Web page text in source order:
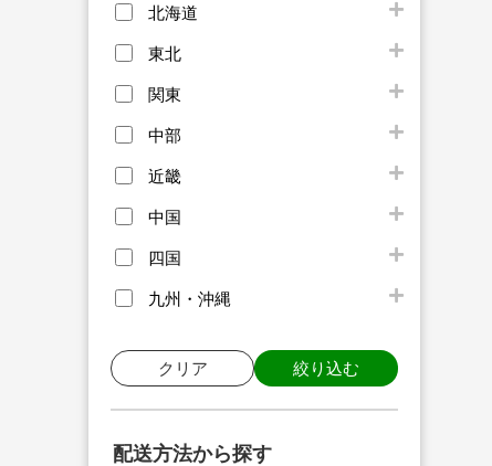
北海道
東北
関東
中部
近畿
中国
四国
九州・沖縄
クリア 絞り込む
配送方法から探す